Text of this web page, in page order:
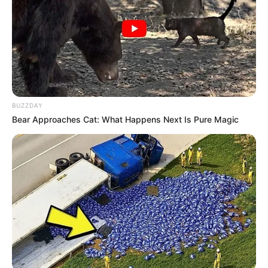
Menembus Mata Bathin The Series(ANTV | 2019), sebagai
Nadia
Menembus Mata Bathin The Series(ANTV | 2019), sebagai
Rahma
Rahasia Hidup(2019), sebagai Wulandari
Doaku
(2019), sebagai Fitri
Langit dan Bumi(SCTV | 2010), sebagai Kania
Bayu Cinta Luna(SCTV | 2009), sebagai Zia
Cinta Fitri (musim 4) (SCTV | 2009), sebagai Diana
FTV
Suara Hati Istri: Untuk Apa Aku Dinikahi, Kalau Hanya
Disakiti?(2020) sebagai Rana
Suara Hati Istri: Apa Kesalahan Suamiku Pantas Dimaafkan
BUZZDAY
Bear Approaches Cat: What Happens Next Is Pure Magic